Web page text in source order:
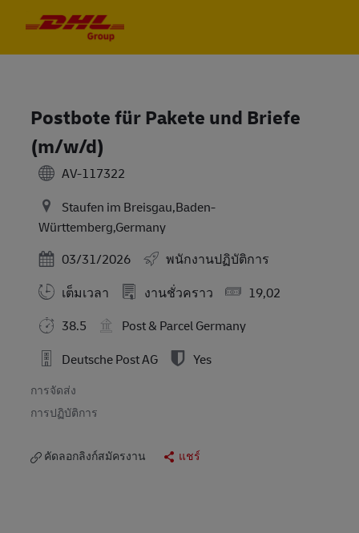
Postbote für Pakete und Briefe
(m/w/d)
AV-117322
Staufen im Breisgau,Baden-
Württemberg,Germany
Posted Date
03/31/2026
พนักงานปฏิบัติการ
เต็มเวลา
งานชั่วคราว
19,02
38.5
Post & Parcel Germany
Deutsche Post AG
Yes
การจัดส่ง
การปฏิบัติการ
คัดลอกลิงก์สมัครงาน แชร์